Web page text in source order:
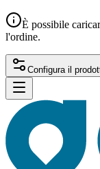
È possibile
l'ordine.
Configura il